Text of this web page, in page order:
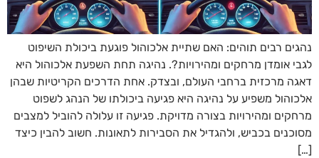
נהגים רבים תוהים: האם שתיית אלכוהול פוגעת ביכולת השיפוט
לגבי אומדן מרחקים ומהירויות?. נהיגה תחת השפעת אלכוהול היא
דאגה מרכזית ברחבי העולם, ובצדק. אחת הדרכים הקריטיות שבהן
אלכוהול משפיע על נהיגה היא פגיעה ביכולתו של הנהג לשפוט
מרחקים ומהירויות בצורה מדויקת. פגיעה זו עלולה להוביל למצבים
מסוכנים בכביש, ולהגדיל את הסבירות לתאונות. חשוב להבין כיצד
[…]